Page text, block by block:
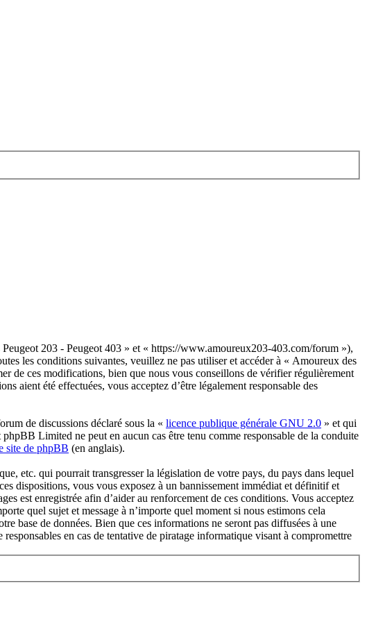
203 - Peugeot 403 » et « https://www.amoureux203-403.com/forum »),
les conditions suivantes, veuillez ne pas utiliser et accéder à « Amoureux des
de ces modifications, bien que nous vous conseillons de vérifier régulièrement
aient été effectuées, vous acceptez d’être légalement responsable des
de discussions déclaré sous la « licence publique générale GNU 2.0 » et qui
Limited ne peut en aucun cas être tenu comme responsable de la conduite
site de phpBB (en anglais).
etc. qui pourrait transgresser la législation de votre pays, du pays dans lequel
dispositions, vous vous exposez à un bannissement immédiat et définitif et
est enregistrée afin d’aider au renforcement de ces conditions. Vous acceptez
quel sujet et message à n’importe quel moment si nous estimons cela
base de données. Bien que ces informations ne seront pas diffusées à une
en cas de tentative de piratage informatique visant à compromettre